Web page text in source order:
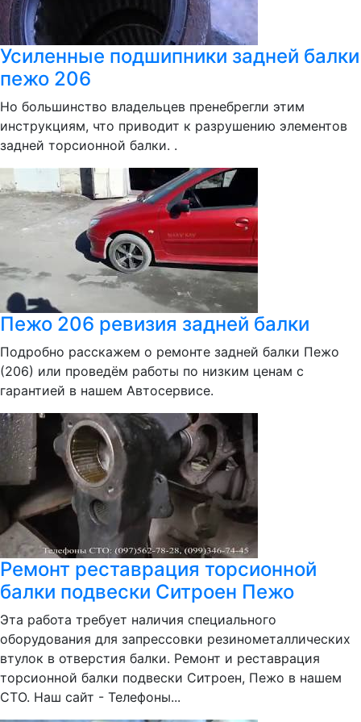
Усиленные подшипники задней балки
пежо 206
Но большинство владельцев пренебрегли этим
инструкциям, что приводит к разрушению элементов
задней торсионной балки. .
Пежо 206 ревизия задней балки
Подробно расскажем о ремонте задней балки Пежо
(206) или проведём работы по низким ценам с
гарантией в нашем Автосервисе.
Ремонт реставрация торсионной
балки подвески Ситроен Пежо
Эта работа требует наличия специального
оборудования для запрессовки резинометаллических
втулок в отверстия балки. Ремонт и реставрация
торсионной балки подвески Ситроен, Пежо в нашем
СТО. Наш сайт - Телефоны...